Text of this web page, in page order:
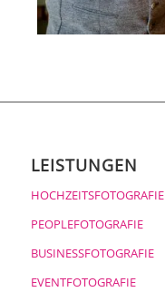
LEISTUNGEN
HOCHZEITSFOTOGRAFIE
PEOPLEFOTOGRAFIE
BUSINESSFOTOGRAFIE
EVENTFOTOGRAFIE